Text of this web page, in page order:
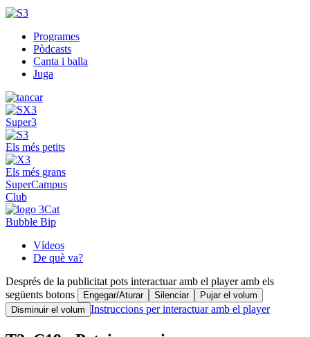
Programes
Pòdcasts
Canta i balla
Juga
Super3
Els més petits
Els més grans
SuperCampus
Club
Bubble Bip
Vídeos
De què va?
Després de la publicitat pots interactuar amb el player amb els
següents botons
Engegar/Aturar Silenciar
Pujar el volum
Disminuir el volum Instruccions per interactuar amb el player